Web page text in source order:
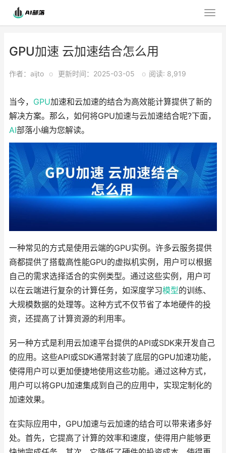
GPU加速 云加速结合怎么用
作者：aijto o 更新时间：2025-03-05 o 阅读: 8,919
当今， GPU加速和云加速的结合为高效能计算提供了新的
解决方案。那么，如何将GPU加速与云加速结合呢?下面，
AI部落小编为您解读。
一种常见的方式是使用云端的GPU实例。许多云服务提供
商都提供了搭载高性能GPU的虚拟机实例，用户可以根据
自己的需求选择适合的实例类型。通过这些实例，用户可
以在云端进行复杂的计算任务，如深度学习模型的训练、
大规模数据的处理等。这种方式不仅节省了本地硬件的投
资，还提高了计算资源的利用率。
另一种方式是利用云加速平台提供的API或SDK来开发自己
的应用。这些API或SDK通常封装了底层的GPU加速功能，
使得用户可以更加便捷地使用这些功能。通过这种方式，
用户可以将GPU加速集成到自己的应用中，实现定制化的
加速效果。
在实际应用中，GPU加速与云加速的结合可以带来诸多好
处。首先，它提高了计算的效率和速度，使得用户能够更